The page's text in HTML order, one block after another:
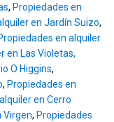
, Propiedades en
en Jardín Suizo,
en alquiler
en Las Violetas,
O Higgins,
, Propiedades en
en Cerro
Virgen, Propiedades